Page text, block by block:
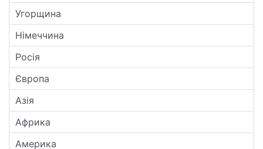
Угорщина
Німеччина
Росія
Європа
Азія
Африка
Америка